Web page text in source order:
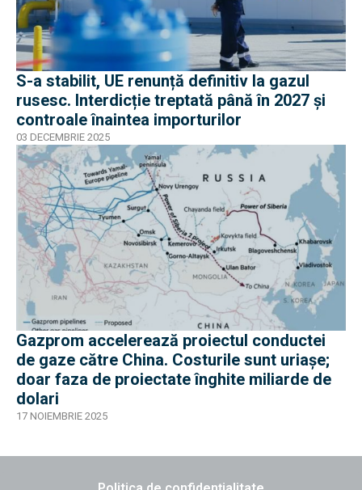
S-a stabilit, UE renunță definitiv la gazul
rusesc. Interdicție treptată până în 2027 și
controale înaintea importurilor
03 DECEMBRIE 2025
Gazprom accelerează proiectul conductei
de gaze către China. Costurile sunt uriașe;
doar faza de proiectate înghite miliarde de
dolari
17 NOIEMBRIE 2025